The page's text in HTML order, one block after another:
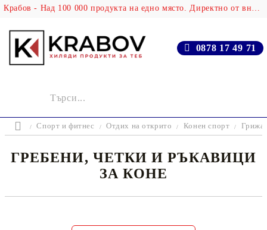
Крабов - Над 100 000 продукта на едно място. Директно от вносителя!
0878 17 49 71
Спорт и фитнес Отдих на открито Конен спорт Грижа
ГРЕБЕНИ, ЧЕТКИ И РЪКАВИЦИ
ЗА КОНЕ